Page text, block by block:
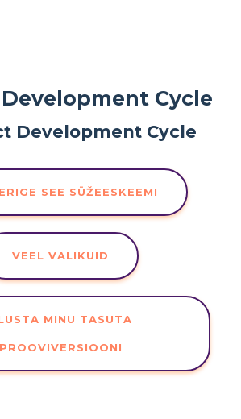
Cycle
SEE SÜŽEESKEEMI
VEEL VALIKUID
MINU TASUTA
PROOVIVERSIOONI